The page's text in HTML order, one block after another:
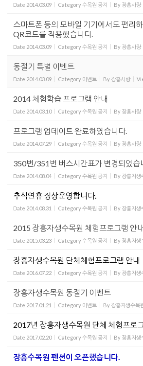
Date 2014.03.09 Category수목원 공지 By 장흥사랑
스마트폰 등의 모바일 기기에서도 편리
QR코드를 적용했습니다.
Date 2014.03.09 Category수목원 공지 By 장흥사랑
동절기 특별 이벤트
Date 2014.03.09 Category 이벤트 By 장흥사랑
2014 체험학습 프로그램 안내
Date 2014.03.10 Category수목원 공지 By 장흥사랑
프로그램 업데이트 완료하였습니다.
Date 2014.07.29 Category수목원 공지 By 장흥사랑
350번/351번 버스시간표가 변경되었습
Date 2014.08.04 Category수목원 공지 By 장흥자생
추석연휴 정상운영합니다.
Date 2014.08.31 Category수목원 공지 By 장흥자생
2015 장흥자생수목원 체험프로그램 안내
Date 2015.03.23 Category수목원 공지 By 장흥자생
장흥자생수목원 단체체험프로그램 안내
Date 2016.07.22 Category수목원 공지 By 장흥자생
장흥자생수목원 동절기 이벤트
Date 2017.01.21 Category 이벤트 By 장흥자생수목
2017년 장흥자생수목원 단체 체험프로
Date 2017.02.20 Category수목원 공지 By 장흥자생
장흥수목원 펜션이 오픈했습니다.